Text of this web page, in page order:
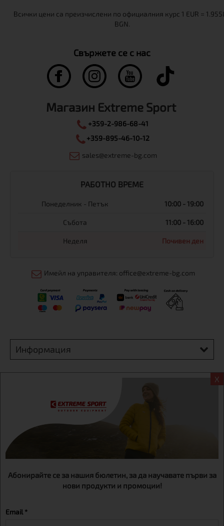
X
Абонирайте се за нашия бюлетин, за да научавате първи за
нови продукти и промоции!
Email *
Свържете се с нас
Магазин Extreme Sport
+359-2-986-68-41
+359-895-46-10-12
sales@extreme-bg.com
РАБОТНО ВРЕМЕ
Понеделник - Петък 10:00 - 19:00
Събота 11:00 - 16:00
Неделя Почивен ден
Имейл на управителя: office@extreme-bg.com
Информация
Екстрем спорт ЕООД, BG131452613, административен адрес
гр. София, Овча купел, ул.692, №12, офис 1, магазини